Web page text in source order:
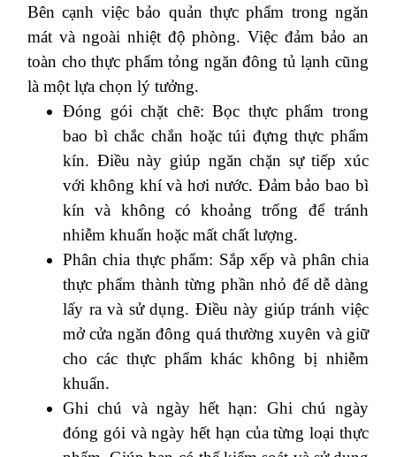
Bên cạnh việc bảo quản thực phẩm trong ngăn
mát và ngoài nhiệt độ phòng. Việc đảm bảo an
toàn cho thực phẩm tỏng ngăn đông tủ lạnh cũng
là một lựa chọn lý tưởng.
Đóng gói chặt chẽ: Bọc thực phẩm trong
bao bì chắc chắn hoặc túi đựng thực phẩm
kín. Điều này giúp ngăn chặn sự tiếp xúc
với không khí và hơi nước. Đảm bảo bao bì
kín và không có khoảng trống để tránh
nhiễm khuẩn hoặc mất chất lượng.
Phân chia thực phẩm: Sắp xếp và phân chia
thực phẩm thành từng phần nhỏ để dễ dàng
lấy ra và sử dụng. Điều này giúp tránh việc
mở cửa ngăn đông quá thường xuyên và giữ
cho các thực phẩm khác không bị nhiễm
khuẩn.
Ghi chú và ngày hết hạn: Ghi chú ngày
đóng gói và ngày hết hạn của từng loại thực